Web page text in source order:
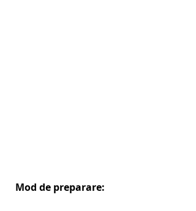
Mod de preparare: